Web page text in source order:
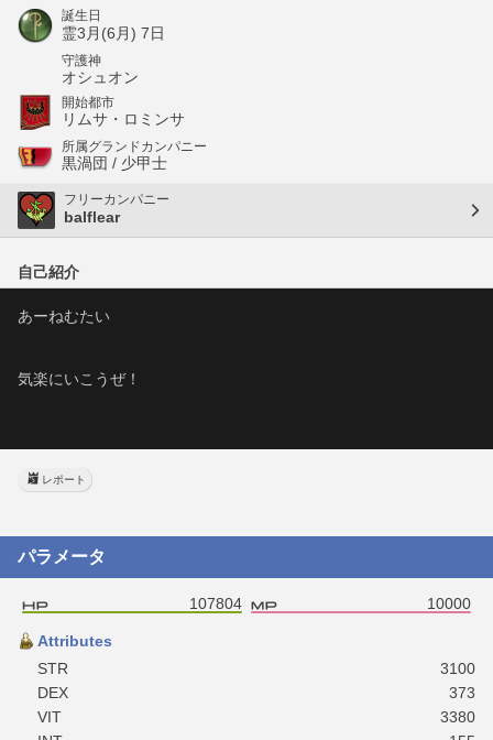
誕生日
霊3月(6月) 7日
守護神
オシュオン
開始都市
リムサ・ロミンサ
所属グランドカンパニー
黒渦団 / 少甲士
フリーカンパニー
balflear
自己紹介
あーねむたい
気楽にいこうぜ！
レポート
パラメータ
107804 10000
Attributes
STR
3100
DEX
373
VIT
3380